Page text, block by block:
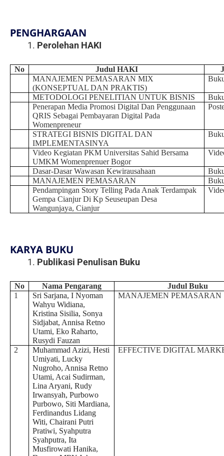
PENGHARGAAN
Perolehan HAKI
No Judul HAKI
MANAJEMEN PEMASARAN MIX
(KONSEPTUAL DAN PRAKTIS)
METODOLOGI PENELITIAN UNTUK BISNIS
Penerapan Media Promosi Digital Dan Penggunaan
QRIS Sebagai Pembayaran Digital Pada
Womenpreneur
STRATEGI BISNIS DIGITAL DAN
IMPLEMENTASINYA
Video Kegiatan PKM Universitas Sahid Bersama
UMKM Womenprenuer Bogor
Dasar-Dasar Wawasan Kewirausahaan
MANAJEMEN PEMASARAN
Pendampingan Story Telling Pada Anak Terdampak
Gempa Cianjur Di Kp Seuseupan Desa
Wangunjaya, Cianjur
KARYA BUKU
Publikasi Penulisan Buku
No Nama Pengarang
Judul Buku
1
Sri Sarjana, I Nyoman
Wahyu Widiana,
Kristina Sisilia, Sonya
Sidjabat, Annisa Retno
Utami, Eko Raharto,
Rusydi Fauzan
MANAJEMEN PEMASARAN
2
Muhammad Azizi, Hesti
Umiyati, Lucky
Nugroho, Annisa Retno
Utami, Acai Sudirman,
Lina Aryani, Rudy
Irwansyah, Purbowo
Purbowo, Siti Mardiana,
Ferdinandus Lidang
Witi, Chairani Putri
Pratiwi, Syahputra
Syahputra, Ita
Musfirowati Hanika,
EFFECTIVE DIGITAL